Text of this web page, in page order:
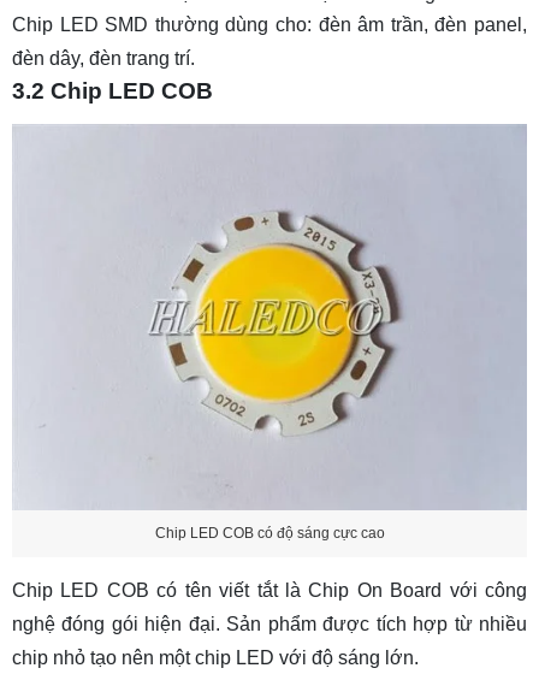
Chip LED SMD thường dùng cho: đèn âm trần, đèn panel,
đèn dây, đèn trang trí.
3.2 Chip LED COB
Chip LED COB có độ sáng cực cao
Chip LED COB có tên viết tắt là Chip On Board với công
nghệ đóng gói hiện đại. Sản phẩm được tích hợp từ nhiều
chip nhỏ tạo nên một chip LED với độ sáng lớn.